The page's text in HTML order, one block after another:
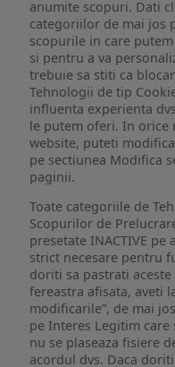
anumite scopuri. Dati
categoriilor de mai jos
scopurile in care
si pentru a va
trebuie sa stiti ca
Tehnologii de tip
influenta experienta
le putem oferi. In orice
website, puteti
pe sectiunea Modifica
paginii.
Toate categoriile de
Scopurilor de
presetate INACTIVE pe
strict necesare pentru
doriti sa pastrati
fereastra afisata, aveti
modificarile”, de mai
pe Interes Legitim care
nu se plaseaza fisiere
acordul dvs. Daca